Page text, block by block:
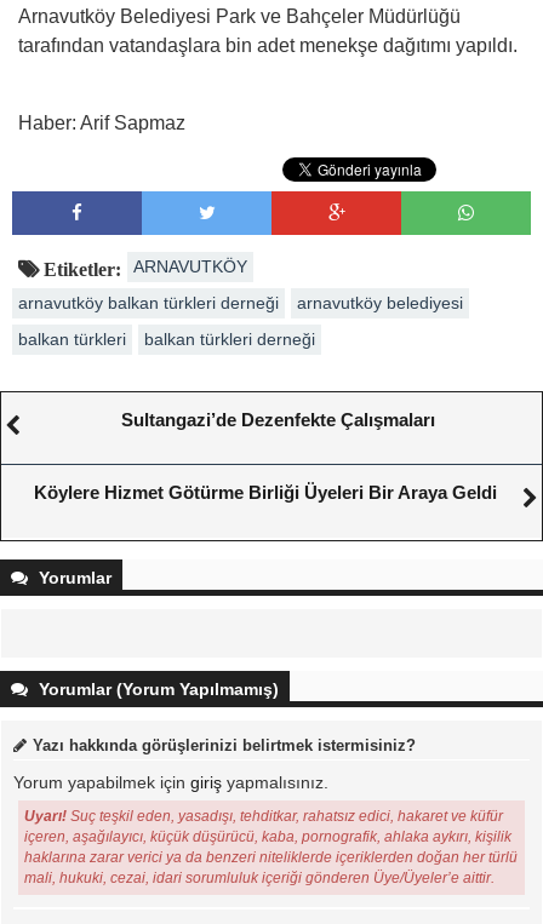
Arnavutköy Belediyesi Park ve Bahçeler Müdürlüğü
tarafından vatandaşlara bin adet menekşe dağıtımı yapıldı.
Haber: Arif Sapmaz
Etiketler:
ARNAVUTKÖY
arnavutköy balkan türkleri derneği
arnavutköy belediyesi
balkan türkleri
balkan türkleri derneği
Sultangazi’de Dezenfekte Çalışmaları
Köylere Hizmet Götürme Birliği Üyeleri Bir Araya Geldi
Yorumlar
Yorumlar (Yorum Yapılmamış)
Yazı hakkında görüşlerinizi belirtmek istermisiniz?
Yorum yapabilmek için giriş yapmalısınız.
Uyarı! Suç teşkil eden, yasadışı, tehditkar, rahatsız edici, hakaret ve küfür
içeren, aşağılayıcı, küçük düşürücü, kaba, pornografik, ahlaka aykırı, kişilik
haklarına zarar verici ya da benzeri niteliklerde içeriklerden doğan her türlü
mali, hukuki, cezai, idari sorumluluk içeriği gönderen Üye/Üyeler’e aittir.